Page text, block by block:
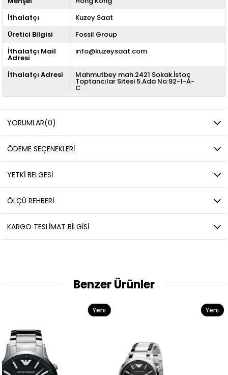
İthalatçı
Kuzey Saat
Üretici Bilgisi
Fossil Group
İthalatçı Mail
Adresi
info@kuzeysaat.com
İthalatçı Adresi Mahmutbey mah.2421 Sokak.İstoç
Toptancılar Sitesi 5.Ada No:92-1-A-
C
YORUMLAR(0)
ÖDEME SEÇENEKLERI
YETKİ BELGESİ
ÖLÇÜ REHBERI
KARGO TESLIMAT BILGISI
Benzer Ürünler